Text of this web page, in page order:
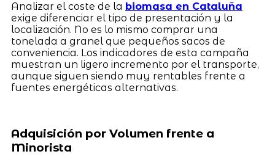
Analizar el coste de la biomasa en Cataluña
exige diferenciar el tipo de presentación y la
localización. No es lo mismo comprar una
tonelada a granel que pequeños sacos de
conveniencia. Los indicadores de esta campaña
muestran un ligero incremento por el transporte,
aunque siguen siendo muy rentables frente a
fuentes energéticas alternativas.
Adquisición por Volumen frente a
Minorista